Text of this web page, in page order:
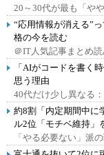
20～30代が最も「や
“応用情報が消える”
格の今を読む
＠IT人気記事まとめ読
「AIがコードを書く
思う理由
40代だけ少し異なる：
約8割「内定期間中
ル2位「モチベ維持」
「やる必要ない」派